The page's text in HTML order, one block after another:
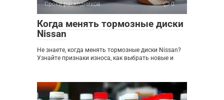
Сроки расходников 0
Когда менять тормозные диски
Nissan
Не знаете, когда менять тормозные диски Nissan?
Узнайте признаки износа, как выбрать новые и